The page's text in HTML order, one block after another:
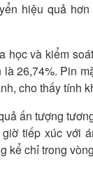
hiệu quả
và kiểm
26,74%. Pin
cho thấy tính
ấn tượng
tiếp xúc với
kể chỉ trong